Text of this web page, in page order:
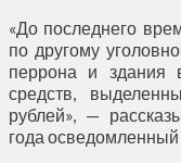
«До последнего
по другому
перрона и здания
средств,
рублей», —
года осведомленный